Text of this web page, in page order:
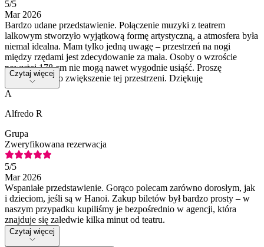
5/5
Mar 2026
Bardzo udane przedstawienie. Połączenie muzyki z teatrem
lalkowym stworzyło wyjątkową formę artystyczną, a atmosfera była
niemal idealna. Mam tylko jedną uwagę – przestrzeń na nogi
między rzędami jest zdecydowanie za mała. Osoby o wzroście
powyżej 178 cm nie mogą nawet wygodnie usiąść. Proszę
rozważyć nieco zwiększenie tej przestrzeni. Dziękuję
Czytaj więcej
A
Alfredo R
Grupa
Zweryfikowana rezerwacja
5/5
Mar 2026
Wspaniałe przedstawienie. Gorąco polecam zarówno dorosłym, jak
i dzieciom, jeśli są w Hanoi. Zakup biletów był bardzo prosty – w
naszym przypadku kupiliśmy je bezpośrednio w agencji, która
znajduje się zaledwie kilka minut od teatru.
Czytaj więcej